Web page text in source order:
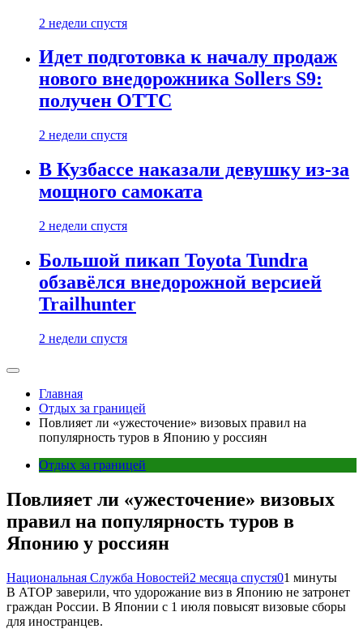
2 недели спустя
Идет подготовка к началу продаж
нового внедорожника Sollers S9:
получен ОТТС
2 недели спустя
В Кузбассе наказали девушку из-за
мощного самоката
2 недели спустя
Большой пикап Toyota Tundra
обзавёлся внедорожной версией
Trailhunter
2 недели спустя
Главная
Отдых за границей
Повлияет ли «ужесточение» визовых правил на
популярность туров в Японию у россиян
Отдых за границей
Повлияет ли «ужесточение» визовых
правил на популярность туров в
Японию у россиян
Национальная Служба Новостей2 месяца спустя01 минуты
В АТОР заверили, что удорожание виз в Японию не затронет
граждан России. В Японии с 1 июля повысят визовые сборы
для иностранцев.